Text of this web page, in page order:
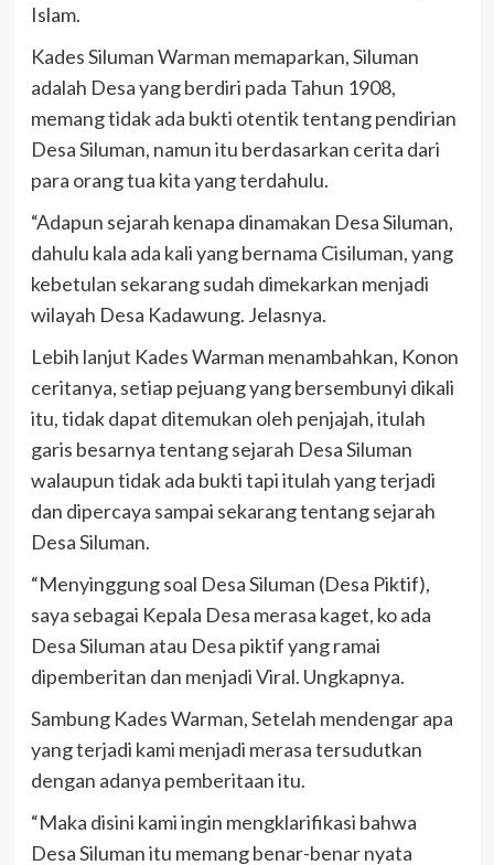
Islam.
Kades Siluman Warman memaparkan, Siluman
adalah Desa yang berdiri pada Tahun 1908,
memang tidak ada bukti otentik tentang pendirian
Desa Siluman, namun itu berdasarkan cerita dari
para orang tua kita yang terdahulu.
“Adapun sejarah kenapa dinamakan Desa Siluman,
dahulu kala ada kali yang bernama Cisiluman, yang
kebetulan sekarang sudah dimekarkan menjadi
wilayah Desa Kadawung. Jelasnya.
Lebih lanjut Kades Warman menambahkan, Konon
ceritanya, setiap pejuang yang bersembunyi dikali
itu, tidak dapat ditemukan oleh penjajah, itulah
garis besarnya tentang sejarah Desa Siluman
walaupun tidak ada bukti tapi itulah yang terjadi
dan dipercaya sampai sekarang tentang sejarah
Desa Siluman.
“Menyinggung soal Desa Siluman (Desa Piktif),
saya sebagai Kepala Desa merasa kaget, ko ada
Desa Siluman atau Desa piktif yang ramai
dipemberitan dan menjadi Viral. Ungkapnya.
Sambung Kades Warman, Setelah mendengar apa
yang terjadi kami menjadi merasa tersudutkan
dengan adanya pemberitaan itu.
“Maka disini kami ingin mengklarifikasi bahwa
Desa Siluman itu memang benar-benar nyata